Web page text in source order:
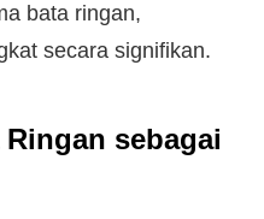
bata ringan,
secara signifikan.
sebagai